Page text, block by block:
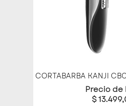
CORTABARBA KANJI
Precio de
$